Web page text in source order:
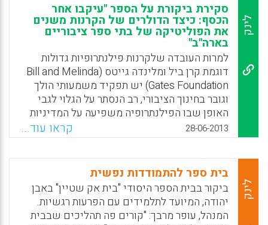
WhatsApp
Facebook
Email
X לינק
סקירת ביקורת על הספר "עיקבו אחר
הכסף: כיצד הדולרים של הקרנות משנים
את הפוליטיקה של בתי ספר ציבוריים
בארה"ב"
למרות העובדה שלקרנות פילנתרופיות גדולות
דוגמת קרן ביל ומלינדה גייטס (Bill and Melinda
Gates Foundation) יש תפקיד משמעותי הולך
וגובר בחינוך הציבורי, רב הנסתר על הגלוי לגבי
האופן שבו הפילנתרופיה משפיעה על המדיניות
והפוליטיקה בחינוך הציבורי. בהקשר של
אחריותיות ורפורמות מבוססות-סטנדרטים, קרנות
כספיות ( קרנות תורמות) . בארה"ב הופכות לנראות
וחזקות יותר בתמיכת המדיניות של החינוך
הציבורי. הענקת המענק שלהן הופכת לממוקדת
יותר ומכוונת אל מחוזות בית-ספריים אשר
מאפייניהם הפוליטיים מקדמים השפעה גדולה
28-06-2013 קראו עוד...
לינק
בית ספר להתמודדות נפשית
ביקור בבית הספר היסודי "בית אק שטיין" באבן
יהודה, המיועד לתלמידים עם הפרעות רגשיות.
המנהל, עופר מרבך: "קורים פה תהליכים שבבית